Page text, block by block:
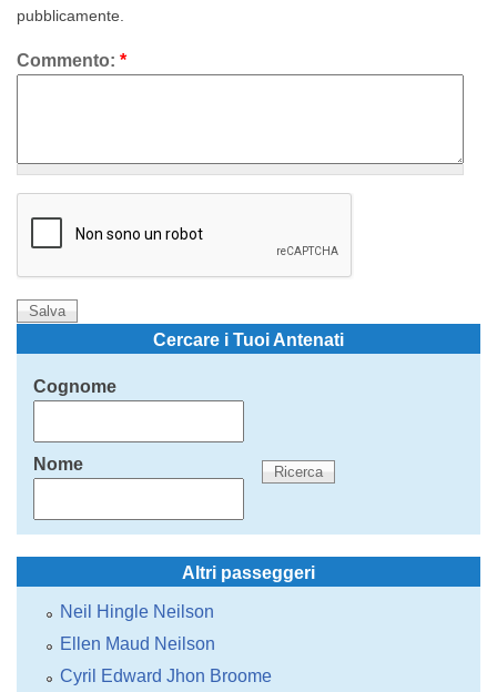
pubblicamente.
Commento: *
Cercare i Tuoi Antenati
Cognome
Nome
Altri passeggeri
Neil Hingle Neilson
Ellen Maud Neilson
Cyril Edward Jhon Broome